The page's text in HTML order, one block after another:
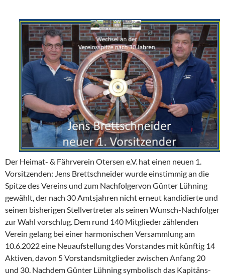
Der Heimat- & Fährverein Otersen e.V. hat einen neuen 1.
Vorsitzenden: Jens Brettschneider wurde einstimmig an die
Spitze des Vereins und zum Nachfolgervon Günter Lühning
gewählt, der nach 30 Amtsjahren nicht erneut kandidierte und
seinen bisherigen Stellvertreter als seinen Wunsch-Nachfolger
zur Wahl vorschlug. Dem rund 140 Mitglieder zählenden
Verein gelang bei einer harmonischen Versammlung am
10.6.2022 eine Neuaufstellung des Vorstandes mit künftig 14
Aktiven, davon 5 Vorstandsmitglieder zwischen Anfang 20
und 30. Nachdem Günter Lühning symbolisch das Kapitäns-